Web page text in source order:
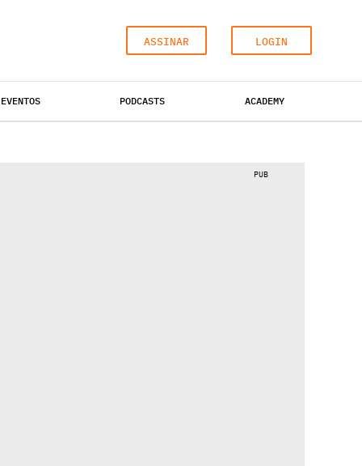
ASSINAR LOGIN
EVENTOS PODCASTS ACADEMY
PUB